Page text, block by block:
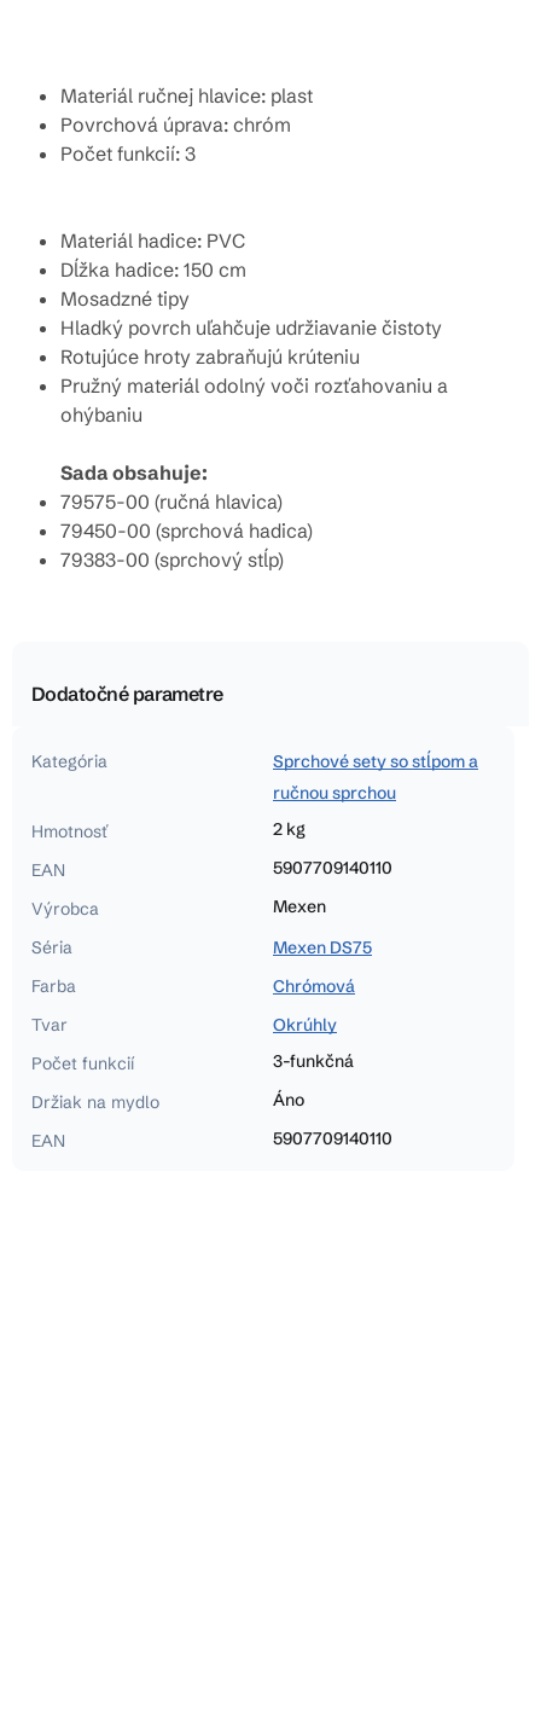
Materiál ručnej hlavice: plast
Povrchová úprava: chróm
Počet funkcií: 3
Materiál hadice: PVC
Dĺžka hadice: 150 cm
Mosadzné tipy
Hladký povrch uľahčuje udržiavanie čistoty
Rotujúce hroty zabraňujú krúteniu
Pružný materiál odolný voči rozťahovaniu a
ohýbaniu
Sada obsahuje:
79575-00 (ručná hlavica)
79450-00 (sprchová hadica)
79383-00 (sprchový stĺp)
Dodatočné parametre
Kategória
Sprchové sety so stĺpom a
ručnou sprchou
Hmotnosť
2 kg
EAN
5907709140110
Výrobca
Mexen
Séria
Mexen DS75
Farba
Chrómová
Tvar
Okrúhly
Počet funkcií
3-funkčná
Držiak na mydlo
Áno
EAN
5907709140110